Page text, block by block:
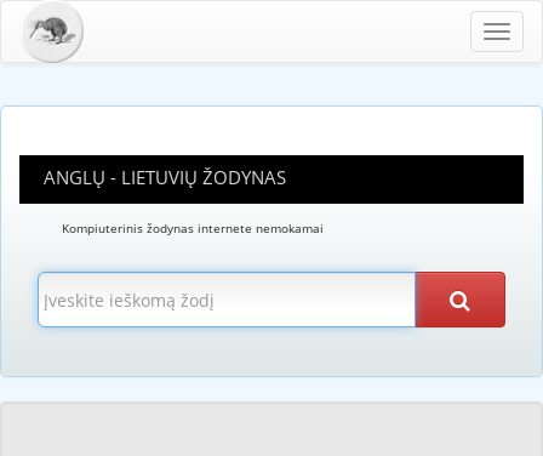
ANGLŲ - LIETUVIŲ ŽODYNAS
Kompiuterinis žodynas internete nemokamai